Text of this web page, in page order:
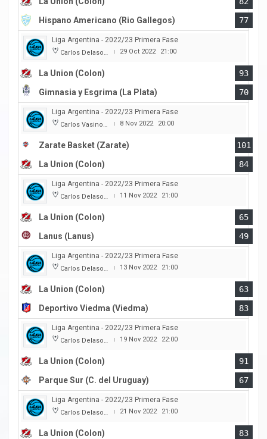
Hispano Americano (Rio Gallegos)
77
Liga Argentina - 2022/23 Primera Fase
Carlos Delasoie | 29 Oct 2022 21:00
La Union (Colon)
93
Gimnasia y Esgrima (La Plata)
70
Liga Argentina - 2022/23 Primera Fase
Carlos Vasino (Club Atl. Parana) | 8 Nov 2022 20:00
Zarate Basket (Zarate)
101
La Union (Colon)
84
Liga Argentina - 2022/23 Primera Fase
Carlos Delasoie | 11 Nov 2022 21:00
La Union (Colon)
65
Lanus (Lanus)
49
Liga Argentina - 2022/23 Primera Fase
Carlos Delasoie | 13 Nov 2022 21:00
La Union (Colon)
63
Deportivo Viedma (Viedma)
83
Liga Argentina - 2022/23 Primera Fase
Carlos Delasoie | 19 Nov 2022 22:00
La Union (Colon)
91
Parque Sur (C. del Uruguay)
67
Liga Argentina - 2022/23 Primera Fase
Carlos Delasoie | 21 Nov 2022 21:00
La Union (Colon) 83